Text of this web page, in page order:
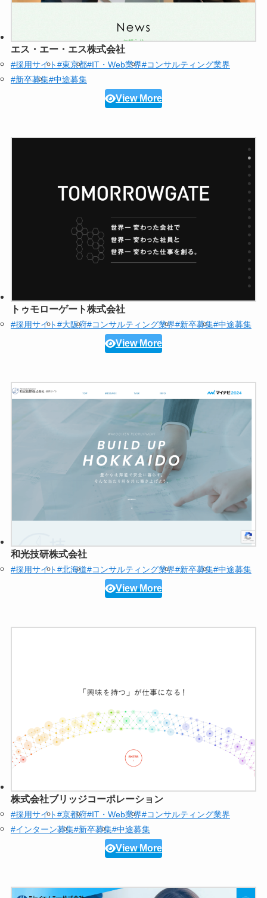
エス・エー・エス株式会社
#採用サイト#東京都#IT・Web業界#コンサルティング業界
#新卒募集#中途募集
View More
トゥモローゲート株式会社
#採用サイト#大阪府#コンサルティング業界#新卒募集#中途募集
View More
和光技研株式会社
#採用サイト#北海道#コンサルティング業界#新卒募集#中途募集
View More
株式会社ブリッジコーポレーション
#採用サイト#京都府#IT・Web業界#コンサルティング業界
#インターン募集#新卒募集#中途募集
View More